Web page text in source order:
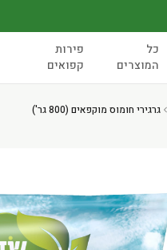
כל
המוצרים
פירות
קפואים
גרגירי חומוס מוקפאים (800 גר')